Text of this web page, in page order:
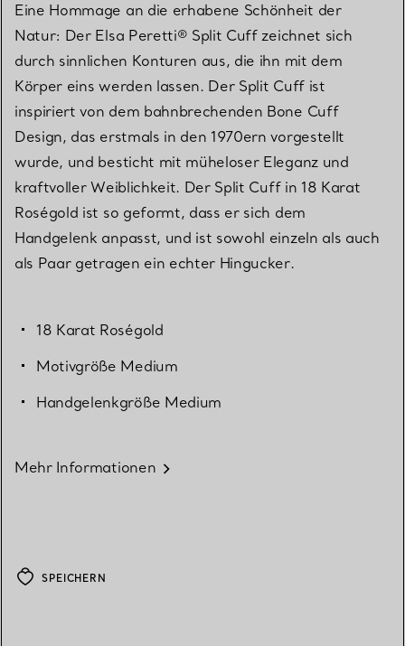
Eine Hommage an die erhabene Schönheit der
Natur: Der Elsa Peretti® Split Cuff zeichnet sich
durch sinnlichen Konturen aus, die ihn mit dem
Körper eins werden lassen. Der Split Cuff ist
inspiriert von dem bahnbrechenden Bone Cuff
Design, das erstmals in den 1970ern vorgestellt
wurde, und besticht mit müheloser Eleganz und
kraftvoller Weiblichkeit. Der Split Cuff in 18 Karat
Roségold ist so geformt, dass er sich dem
Handgelenk anpasst, und ist sowohl einzeln als auch
als Paar getragen ein echter Hingucker.
18 Karat Roségold
Motivgröße Medium
Handgelenkgröße Medium
Mehr Informationen
SPEICHERN